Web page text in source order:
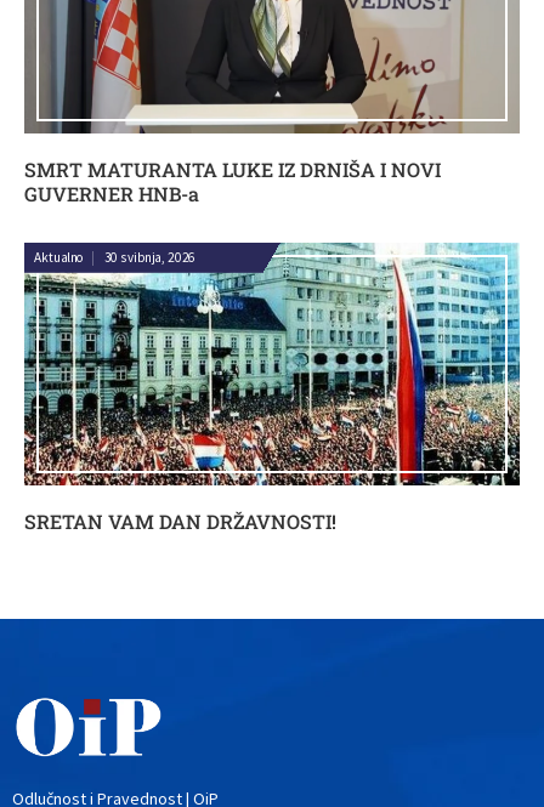
SMRT MATURANTA LUKE IZ DRNIŠA I NOVI
GUVERNER HNB-a
SRETAN VAM DAN DRŽAVNOSTI!
Aktualno | 30 svibnja, 2026
Odlučnost i Pravednost | OiP